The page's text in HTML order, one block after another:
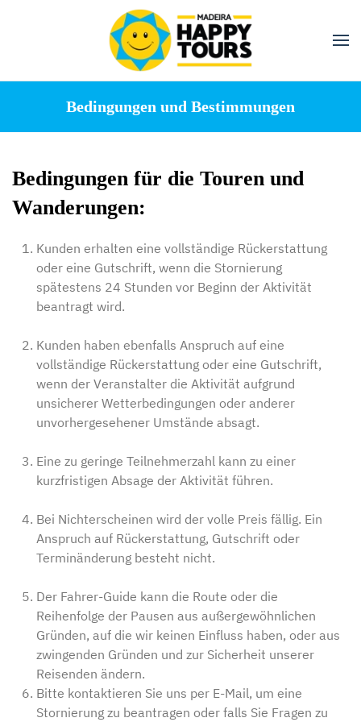
main
contentBedingungen und Bestimmungen
Bedingungen für die Touren und
Wanderungen:
Kunden erhalten eine vollständige Rückerstattung
oder eine Gutschrift, wenn die Stornierung
spätestens 24 Stunden vor Beginn der Aktivität
beantragt wird.
Kunden haben ebenfalls Anspruch auf eine
vollständige Rückerstattung oder eine Gutschrift,
wenn der Veranstalter die Aktivität aufgrund
unsicherer Wetterbedingungen oder anderer
unvorhergesehener Umstände absagt.
Eine zu geringe Teilnehmerzahl kann zu einer
kurzfristigen Absage der Aktivität führen.
Bei Nichterscheinen wird der volle Preis fällig. Ein
Anspruch auf Rückerstattung, Gutschrift oder
Terminänderung besteht nicht.
Der Fahrer-Guide kann die Route oder die
Reihenfolge der Pausen aus außergewöhnlichen
Gründen, auf die wir keinen Einfluss haben, oder aus
zwingenden Gründen und zur Sicherheit unserer
Reisenden ändern.
Bitte kontaktieren Sie uns per E-Mail, um eine
Stornierung zu beantragen oder falls Sie Fragen zu
Estrada
Shopping Centre
Experience,
Geschäft 4,
9004-541
Tel:+351 939
Folge
Seiten